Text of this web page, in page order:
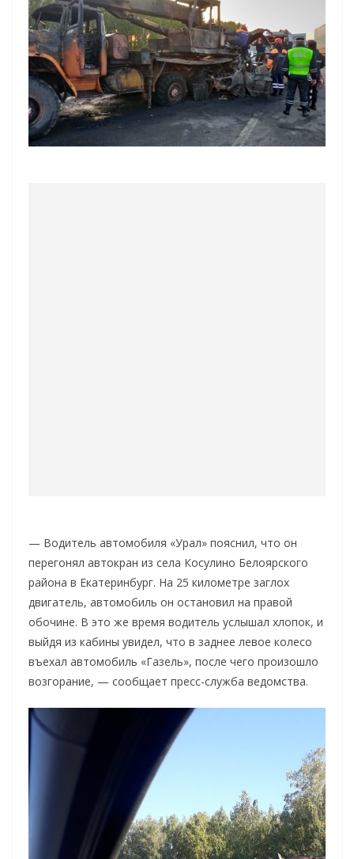
— Водитель автомобиля «Урал» пояснил, что он
перегонял автокран из села Косулино Белоярского
района в Екатеринбург. На 25 километре заглох
двигатель, автомобиль он остановил на правой
обочине. В это же время водитель услышал хлопок, и
выйдя из кабины увидел, что в заднее левое колесо
въехал автомобиль «Газель», после чего произошло
возгорание, — сообщает пресс-служба ведомства.